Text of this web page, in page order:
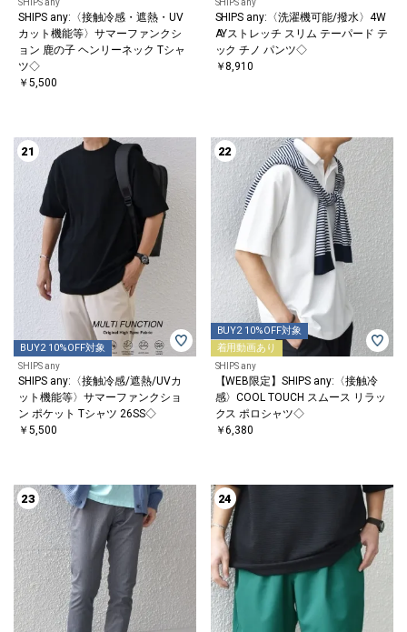
SHIPS any
SHIPS any:〈接触冷感・遮熱・UV
カット機能等〉サマーファンクシ
ョン 鹿の子 ヘンリーネック Tシャ
ツ◇
￥5,500
SHIPS any
SHIPS any:〈洗濯機可能/撥水〉4W
AYストレッチ スリム テーパード テ
ック チノ パンツ◇
￥8,910
BUY2 10%OFF対象
21
SHIPS any
SHIPS any:〈接触冷感/遮熱/UVカ
ット機能等〉サマーファンクショ
ン ポケット Tシャツ 26SS◇
￥5,500
BUY2 10%OFF対象
着用動画あり
22
SHIPS any
【WEB限定】SHIPS any:〈接触冷
感〉COOL TOUCH スムース リラッ
クス ポロシャツ◇
￥6,380
23 24